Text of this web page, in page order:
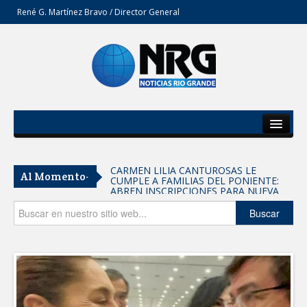
René G. Martínez Bravo / Director General
Del Estado
Secciones
Opinión
Al Momento- CARMEN LILIA CANTUROSAS LE
CUMPLE A FAMILIAS DEL PONIENTE:
ABREN INSCRIPCIONES PARA NUEVA
PRIMARIA EN EL PROGRESO
Entrega SEBIEN paquetes alimentarios
en Tampico
FORTALECE IMJUVE SALUD MENTAL DE
JÓVENES CON TERAPIAS PSICOLÓGICAS
GRATUITAS
Llama Carlos Peña Ortiz a realizar
investigación en tema de la refinería
Buscar